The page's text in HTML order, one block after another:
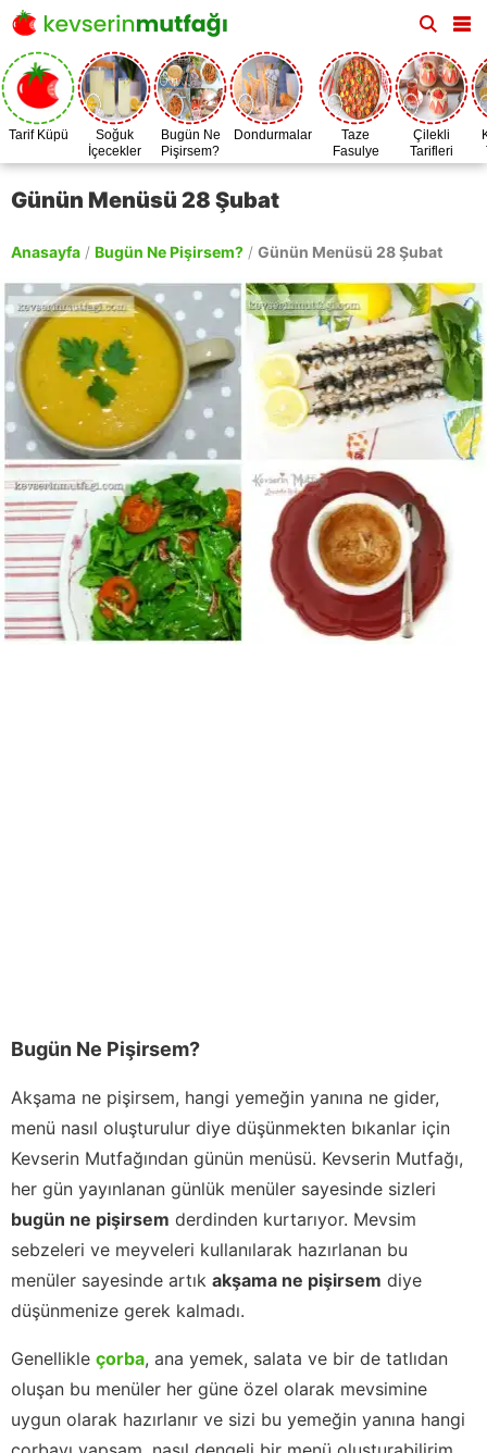
Tarif Küpü
Soğuk
İçecekler
Bugün Ne
Pişirsem?
Dondurmalar
Taze
Fasulye
Zamanı
Çilekli
Tarifleri
Günün Menüsü 28 Şubat
Anasayfa / Bugün Ne Pişirsem? / Günün Menüsü 28 Şubat
Bugün Ne Pişirsem?
Akşama ne pişirsem, hangi yemeğin yanına ne gider,
menü nasıl oluşturulur diye düşünmekten bıkanlar için
Kevserin Mutfağından günün menüsü. Kevserin Mutfağı,
her gün yayınlanan günlük menüler sayesinde sizleri
bugün ne pişirsem derdinden kurtarıyor. Mevsim
sebzeleri ve meyveleri kullanılarak hazırlanan bu
menüler sayesinde artık akşama ne pişirsem diye
düşünmenize gerek kalmadı.
Genellikle çorba, ana yemek, salata ve bir de tatlıdan
oluşan bu menüler her güne özel olarak mevsimine
uygun olarak hazırlanır ve sizi bu yemeğin yanına hangi